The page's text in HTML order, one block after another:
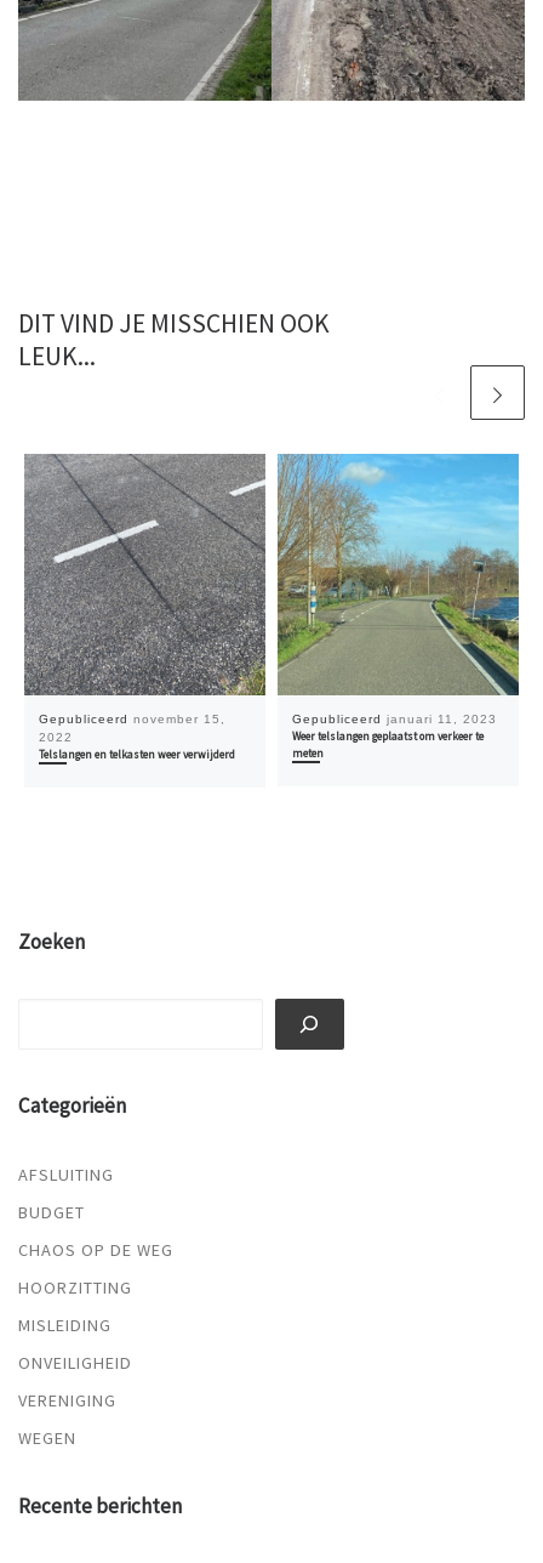
DIT VIND JE MISSCHIEN OOK
LEUK...
Gepubliceerd november 15,
2022
Telslangen en telkasten weer verwijderd
Gepubliceerd januari 11, 2023
Weer telslangen geplaatst om verkeer te
meten
Zoeken
Categorieën
AFSLUITING
BUDGET
CHAOS OP DE WEG
HOORZITTING
MISLEIDING
ONVEILIGHEID
VERENIGING
WEGEN
Recente berichten